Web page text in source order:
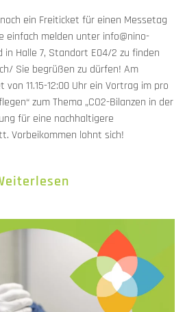
ein Freiticket für einen Messetag
einfach melden unter info@nino-
in Halle 7, Standort E04/2 zu finden
Sie begrüßen zu dürfen! Am
von 11.15-12:00 Uhr ein Vortrag im pro
zum Thema „CO2-Bilanzen in der
für eine nachhaltigere
Vorbeikommen lohnt sich!